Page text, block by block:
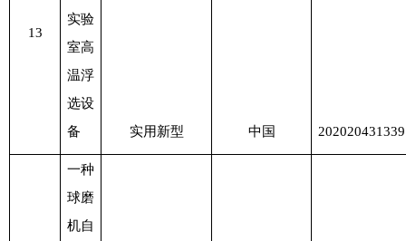
13
实验
室高
温浮
选设
备
实用新型 中国
一种
球磨
机自